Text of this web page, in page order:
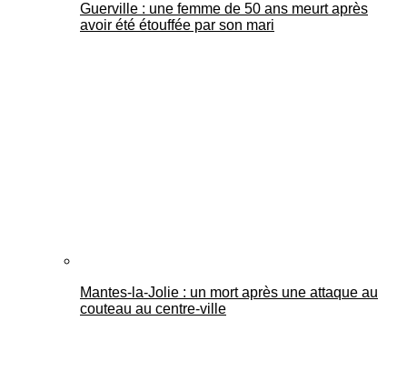
Guerville : une femme de 50 ans meurt après
avoir été étouffée par son mari
Mantes-la-Jolie : un mort après une attaque au
couteau au centre-ville